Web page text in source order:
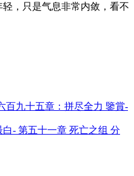
，只是气息非常内敛，看不
百九十五章：拼尽全力 鑒賞-
- 第五十一章 死亡之组 分